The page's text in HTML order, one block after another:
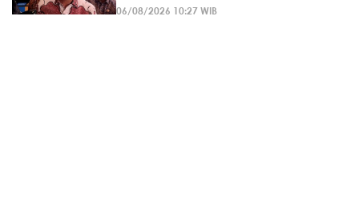
06/08/2026 10:27 WIB